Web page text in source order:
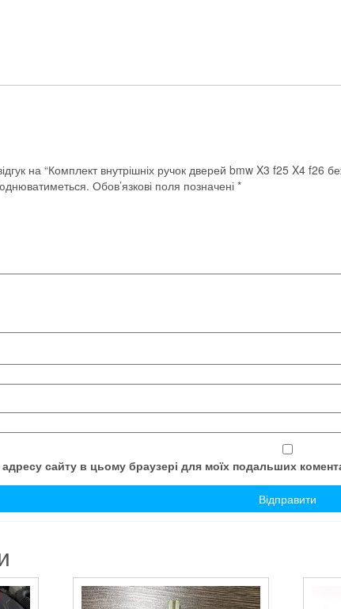
на “Комплект внутрішніх ручок дверей bmw X3 f25 X4 f26
Обов’язкові поля позначені *
сайту в цьому браузері для моїх подальших